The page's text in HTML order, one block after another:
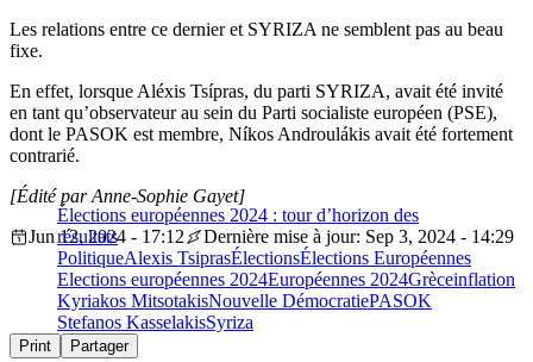
Les relations entre ce dernier et SYRIZA ne semblent pas au beau
fixe.
En effet, lorsque Aléxis Tsípras, du parti SYRIZA, avait été invité
en tant qu’observateur au sein du Parti socialiste européen (PSE),
dont le PASOK est membre, Níkos Androulákis avait été fortement
contrarié.
Élections européennes 2024 : tour d’horizon des
résultats
[Édité par Anne-Sophie Gayet]
Jun 12, 2024 - 17:12
Dernière mise à jour: Sep 3, 2024 - 14:29
PolitiqueAlexis TsiprasÉlectionsÉlections Européennes
Elections européennes 2024Européennes 2024Grèceinflation
Kyriakos MitsotakisNouvelle DémocratiePASOK
Stefanos KasselakisSyriza
Print Partager